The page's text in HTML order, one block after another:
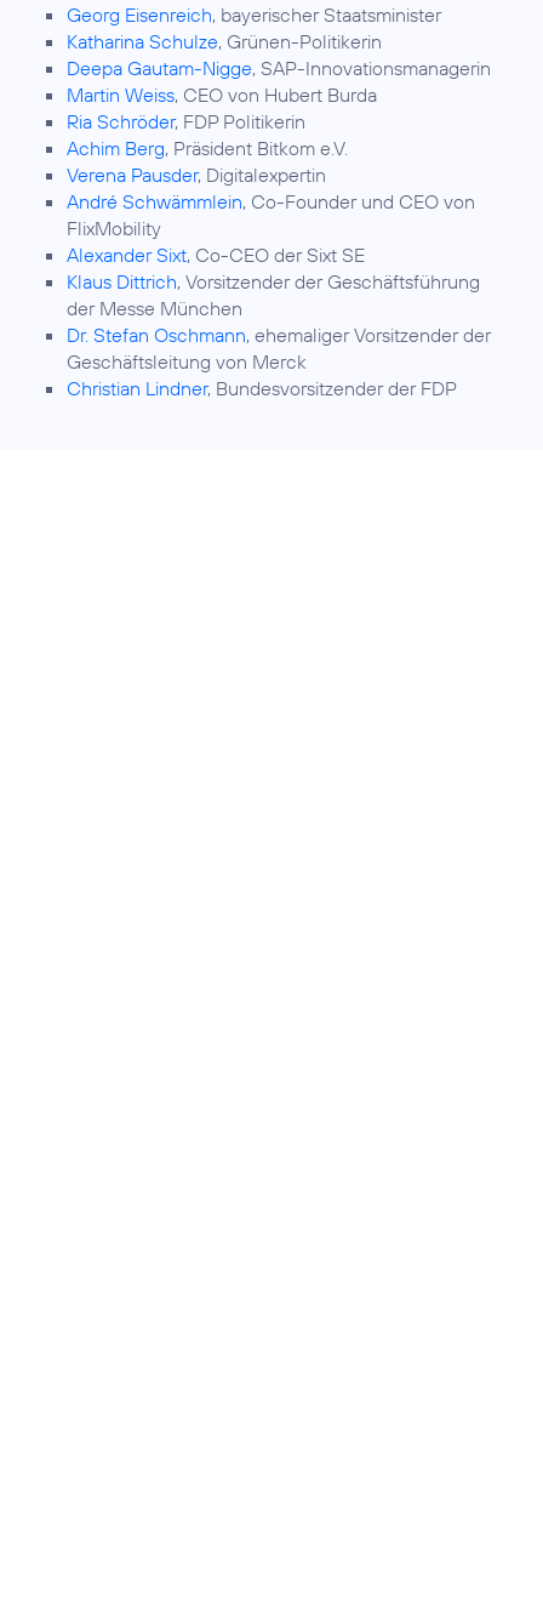
Georg Eisenreich, bayerischer Staatsminister
Katharina Schulze, Grünen-Politikerin
Deepa Gautam-Nigge, SAP-Innovationsmanagerin
Martin Weiss, CEO von Hubert Burda
Ria Schröder, FDP Politikerin
Achim Berg, Präsident Bitkom e.V.
Verena Pausder, Digitalexpertin
André Schwämmlein, Co-Founder und CEO von
FlixMobility
Alexander Sixt, Co-CEO der Sixt SE
Klaus Dittrich, Vorsitzender der Geschäftsführung
der Messe München
Dr. Stefan Oschmann, ehemaliger Vorsitzender der
Geschäftsleitung von Merck
Christian Lindner, Bundesvorsitzender der FDP